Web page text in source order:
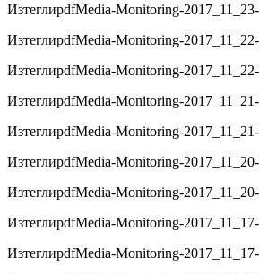
ИзтеглиpdfMedia-Monitoring-
ИзтеглиpdfMedia-Monitoring-
ИзтеглиpdfMedia-Monitoring-
ИзтеглиpdfMedia-Monitoring-
ИзтеглиpdfMedia-Monitoring-
ИзтеглиpdfMedia-Monitoring-
ИзтеглиpdfMedia-Monitoring-
ИзтеглиpdfMedia-Monitoring-
ИзтеглиpdfMedia-Monitoring-